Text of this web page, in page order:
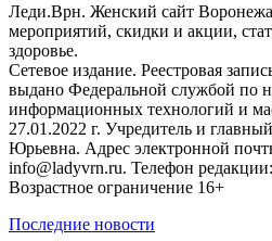
Леди.Врн. Женский сайт
мероприятий, скидки и акции,
здоровье.
Сетевое издание. Реестровая
выдано Федеральной службой по
информационных технологий и
27.01.2022 г. Учредитель и
Юрьевна. Адрес электронной
info@ladyvrn.ru. Телефон
Возрастное ограничение 16+
Последние новости